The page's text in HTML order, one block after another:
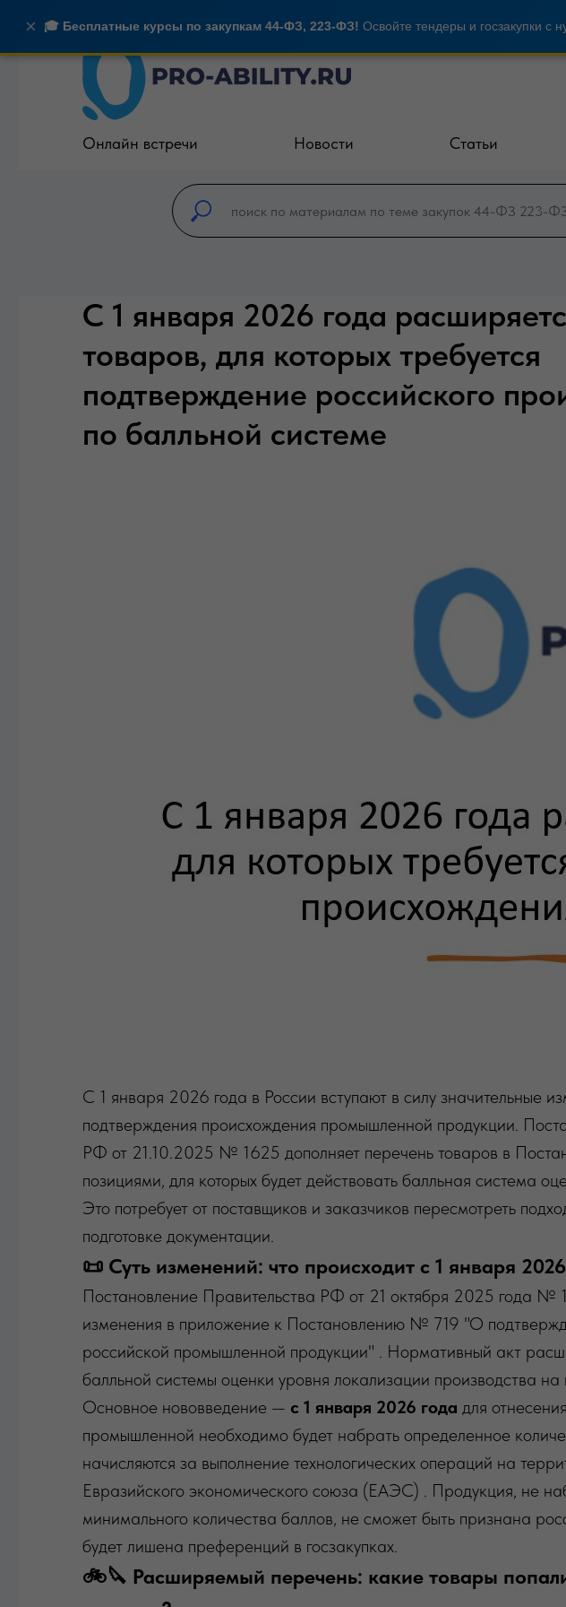
× 🎓 Бесплатные курсы по закупкам 44-ФЗ, 223-ФЗ! Освойте тендеры и госзакупки с
Онлайн встречи Новости Статьи
С 1 января 2026 года
товаров, для которых требуется
подтверждение российского
по балльной системе
С 1 января 2026 года в России вступают в силу значительные
подтверждения происхождения промышленной продукции.
РФ от 21.10.2025 № 1625 дополняет перечень товаров в
позициями, для которых будет действовать балльная система
Это потребует от поставщиков и заказчиков пересмотреть
подготовке документации.
📜 Суть изменений: что происходит с 1 января
Постановление Правительства РФ от 21 октября 2025 года №
изменения в приложение к Постановлению № 719 "О
российской промышленной продукции" . Нормативный акт
балльной системы оценки уровня локализации производства на
Основное нововведение — с 1 января 2026 года для
промышленной необходимо будет набрать определенное
начисляются за выполнение технологических операций на
Евразийского экономического союза (ЕАЭС) . Продукция, не
минимального количества баллов, не сможет быть признана
будет лишена преференций в госзакупках.
🚲🔪 Расширяемый перечень: какие товары